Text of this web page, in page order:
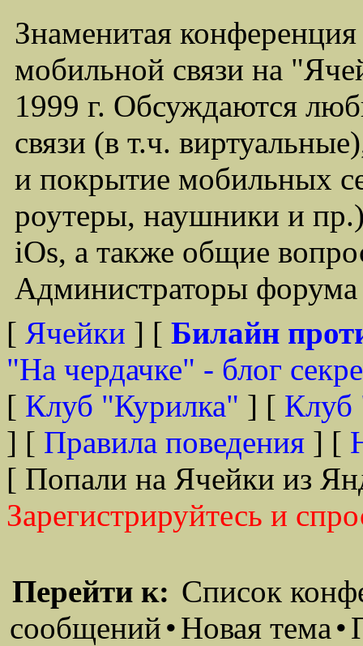
Знаменитая
мобильной связи на
1999 г. Обсуждаются
связи (в т.ч.
и покрытие мобильных
роутеры, наушники и
iOs, а также общие
Администраторы
[ Ячейки ] [ Билайн
"На чердачке" - блог
[ Клуб "Курилка" ] [ Клуб
] [ Правила поведения ] [
[ Попали на Ячейки из
Зарегистрируйтесь и
Перейти к: Список
сообщений•Новая тема•